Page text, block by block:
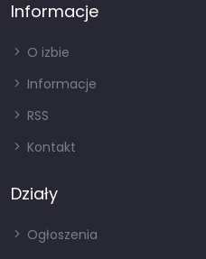
Informacje
O izbie
Informacje
RSS
Kontakt
Działy
Ogłoszenia